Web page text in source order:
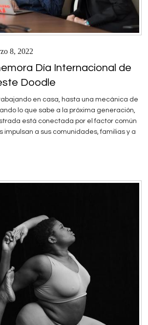
8, 2022
Día Internacional de
Doodle
en casa, hasta una mecánica de
lo que sabe a la próxima generación,
está conectada por el factor común
impulsan a sus comunidades, familias y a